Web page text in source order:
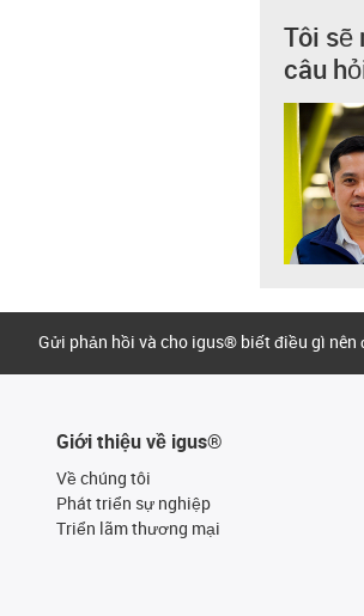
Tôi
câu
Gửi phản hồi và cho igus® biết điều gì
Giới thiệu về igus®
Về chúng tôi
Phát triển sự nghiệp
Triển lãm thương mại